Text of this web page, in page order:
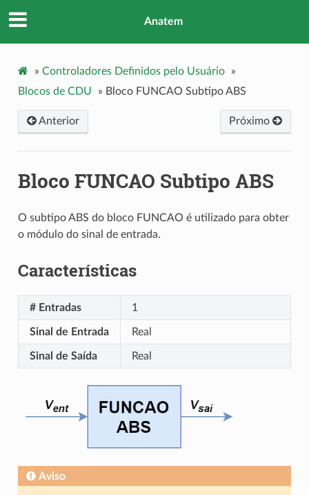
Anatem
» Controladores Definidos pelo Usuário
»
Blocos de CDU
» Bloco FUNCAO Subtipo ABS
Próximo
Anterior
Bloco FUNCAO Subtipo ABS
O subtipo ABS do bloco FUNCAO é utilizado para obter
o módulo do sinal de entrada.
Características
# Entradas 1
Sinal de Entrada Real
Sinal de Saída Real
Aviso